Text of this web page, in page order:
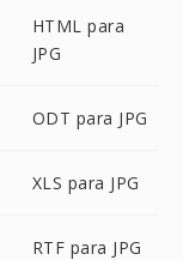
HTML para
JPG
ODT para JPG
XLS para JPG
RTF para JPG